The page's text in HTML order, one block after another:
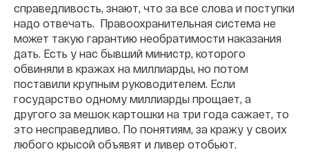
справедливость, знают, что за все слова и поступки
надо отвечать. Правоохранительная система не
может такую гарантию необратимости наказания
дать. Есть у нас бывший министр, которого
обвиняли в кражах на миллиарды, но потом
поставили крупным руководителем. Если
государство одному миллиарды прощает, а
другого за мешок картошки на три года сажает, то
это несправедливо. По понятиям, за кражу у своих
любого крысой объявят и ливер отобьют.